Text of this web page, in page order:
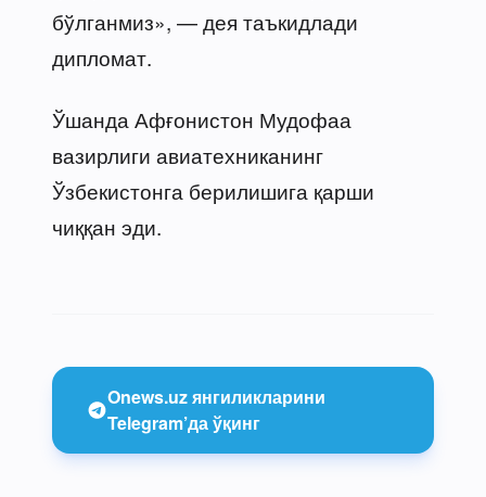
бўлганмиз», — дея таъкидлади
дипломат.
Ўшанда Афғонистон Мудофаа
вазирлиги авиатехниканинг
Ўзбекистонга берилишига қарши
чиққан эди.
Onews.uz янгиликларини
Telegram’да ўқинг